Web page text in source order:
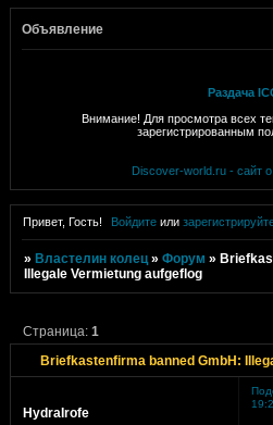
Объявление
Раздача
Внимание! Для просмотра всех
зарегистрированным
Discover-world.ru - сайт
Привет, Гость! Войдите или
» Властелин колец »Форум »
Illegale Vermietung aufgeflog
Briefkastenfirma banned GmbH:
Страница:1
HydraIrofe